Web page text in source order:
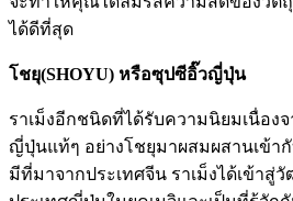
ได้ดีที่สุด
โชยุ(SHOYU) หรือซุปซีอิ๊วญี่ปุ่น
ราเม็งอีกชนิดที่ได้รับความนิยมเนื่องจ
ญี่ปุ่นแท้ๆ อย่างโชยุมาผสมผสานเข้ากั
มีที่มาจากประเทศจีน ราเม็งได้เข้าสู่